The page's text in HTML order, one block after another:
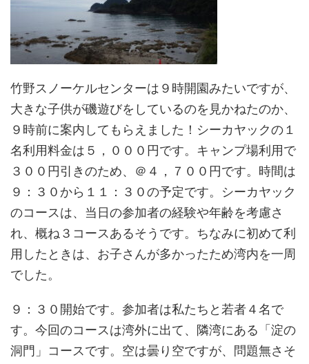
竹野スノーケルセンターは９時開園みたいですが、
大きな子供が磯遊びをしているのを見かねたのか、
９時前に案内してもらえました！シーカヤックの１
名利用料金は５，０００円です。キャンプ場利用で
３００円引きのため、＠４，７００円です。時間は
９：３０から１１：３０の予定です。シーカヤック
のコースは、当日の参加者の経験や年齢を考慮さ
れ、概ね３コースあるそうです。ちなみに初めて利
用したときは、お子さんが多かったため湾内を一周
でした。
９：３０開始です。参加者は私たちと若者４名で
す。今回のコースは湾外に出て、隣湾にある「淀の
洞門」コースです。空は曇り空ですが、問題無さそ